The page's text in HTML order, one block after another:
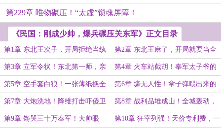
第229章 唯物碾压！“太虚”锁魂屏障！
《民国：刚成少帅，爆兵碾压关东军》正文目录
第1章 东北王次子，开局拒绝当纨
绔！
第2章 东北王麻了，开局就要当全
美械师长！
第3章 立军令状！东北第一师，亲
娘狂爆金币！
第4章 火车站截胡！奉军太子爷的
顶级班底！
第5章 空手套白狼！一张薄纸换全
套美械装备！
第6章 壕无人性！拿子弹喂出来的
魔鬼铁军！
第7章 大炮洗地！降维打击吓傻卫
队旅！
第8章 战利品堆成山！全城轰动，
大帅彻底懵了！
第9章 馋哭三十万奉军！大帅眼 第10章 狂宰列强！天价专利费，一